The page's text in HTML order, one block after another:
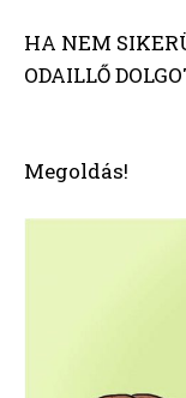
HA NEM
ODAILLŐ
Megoldás!